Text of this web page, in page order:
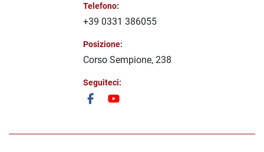
Telefono:
+39 0331 386055
Posizione:
Corso Sempione, 238
Seguiteci:
facebookyoutube